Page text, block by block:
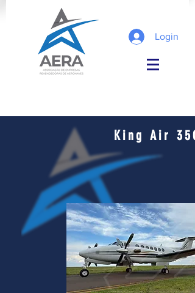
Login
King Air 350